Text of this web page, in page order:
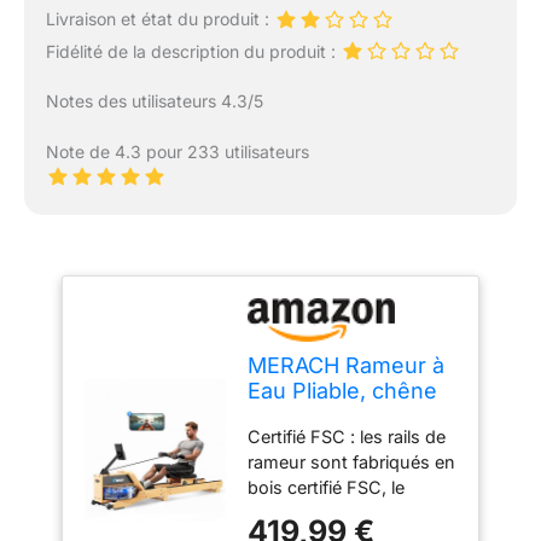
Livraison et état du produit :
Fidélité de la description du produit :
Notes des utilisateurs 4.3/5
Note de 4.3 pour 233 utilisateurs
MERACH Rameur à
Eau Pliable, chêne
Confortable, avec
Application
Exclusive, Carte
Interactive et Jeux,
Certifié FSC : les rails de
rameur sont fabriqués en
bois certifié FSC, le
419,99 €